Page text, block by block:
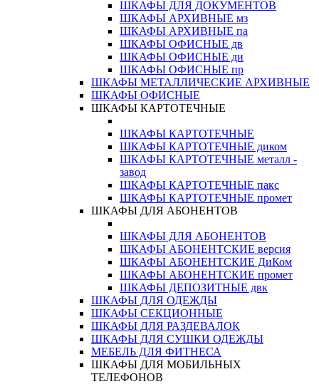
ШКАФЫ ДЛЯ ДОКУМЕНТОВ
ШКАФЫ АРХИВНЫЕ мз
ШКАФЫ АРХИВНЫЕ па
ШКАФЫ ОФИСНЫЕ дв
ШКАФЫ ОФИСНЫЕ ди
ШКАФЫ ОФИСНЫЕ пр
ШКАФЫ МЕТАЛЛИЧЕСКИЕ АРХИВНЫЕ
ШКАФЫ ОФИСНЫЕ
ШКАФЫ КАРТОТЕЧНЫЕ
ШКАФЫ КАРТОТЕЧНЫЕ
ШКАФЫ КАРТОТЕЧНЫЕ диком
ШКАФЫ КАРТОТЕЧНЫЕ металл -
завод
ШКАФЫ КАРТОТЕЧНЫЕ пакс
ШКАФЫ КАРТОТЕЧНЫЕ промет
ШКАФЫ ДЛЯ АБОНЕНТОВ
ШКАФЫ ДЛЯ АБОНЕНТОВ
ШКАФЫ АБОНЕНТСКИЕ версия
ШКАФЫ АБОНЕНТСКИЕ ДиКом
ШКАФЫ АБОНЕНТСКИЕ промет
ШКАФЫ ДЕПОЗИТНЫЕ двк
ШКАФЫ ДЛЯ ОДЕЖДЫ
ШКАФЫ СЕКЦИОННЫЕ
ШКАФЫ ДЛЯ РАЗДЕВАЛОК
ШКАФЫ ДЛЯ СУШКИ ОДЕЖДЫ
МЕБЕЛЬ ДЛЯ ФИТНЕСА
ШКАФЫ ДЛЯ МОБИЛЬНЫХ
ТЕЛЕФОНОВ